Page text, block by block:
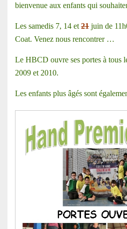
bienvenue aux enfants qui
Les samedis 7, 14 et 21 juin de
Coat. Venez nous rencontrer …
Le HBCD ouvre ses portes à tous
2009 et 2010.
Les enfants plus âgés sont